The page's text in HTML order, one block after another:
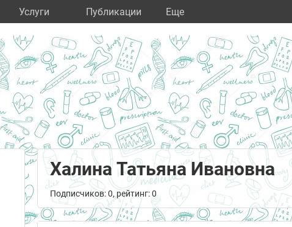
Услуги Публикации Eще
Халина Татьяна Ивановна
Подписчиков: 0, рейтинг: 0